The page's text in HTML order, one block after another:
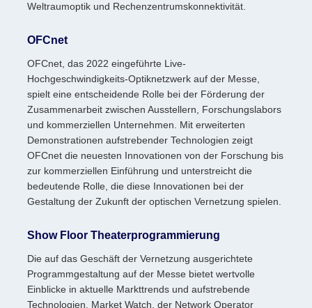
Weltraumoptik und Rechenzentrumskonnektivität.
OFCnet
OFCnet, das 2022 eingeführte Live-
Hochgeschwindigkeits-Optiknetzwerk auf der Messe,
spielt eine entscheidende Rolle bei der Förderung der
Zusammenarbeit zwischen Ausstellern, Forschungslabors
und kommerziellen Unternehmen. Mit erweiterten
Demonstrationen aufstrebender Technologien zeigt
OFCnet die neuesten Innovationen von der Forschung bis
zur kommerziellen Einführung und unterstreicht die
bedeutende Rolle, die diese Innovationen bei der
Gestaltung der Zukunft der optischen Vernetzung spielen.
Show Floor Theaterprogrammierung
Die auf das Geschäft der Vernetzung ausgerichtete
Programmgestaltung auf der Messe bietet wertvolle
Einblicke in aktuelle Markttrends und aufstrebende
Technologien. Market Watch, der Network Operator